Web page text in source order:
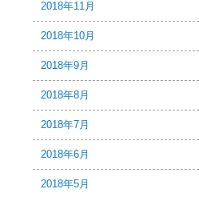
2018年11月
2018年10月
2018年9月
2018年8月
2018年7月
2018年6月
2018年5月